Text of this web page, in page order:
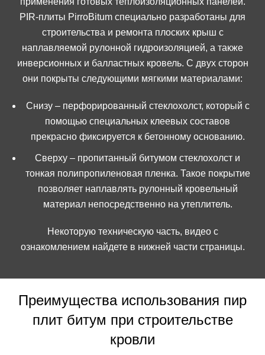
PIR-плиты PirroBitum специально разработаны для
строительства и ремонта плоских крыш с
наплавляемой рулонной гидроизоляцией, а также
инверсионных и балластных кровель. С двух сторон
они покрыты следующими мягкими материалами:
Снизу – перфорированный стеклохолст, который с
помощью специальных клеевых составов
прекрасно фиксируется к бетонному основанию.
Сверху – пропитанный битумом стеклохолст и
тонкая полипропиленовая пленка. Такое покрытие
позволяет наплавлять рулонный кровельный
материал непосредственно на утеплитель.
Некоторую техническую часть, видео с
ознакомлением найдете в нижней части страницы.
Преимущества использования пир
плит битум при строительстве
кровли